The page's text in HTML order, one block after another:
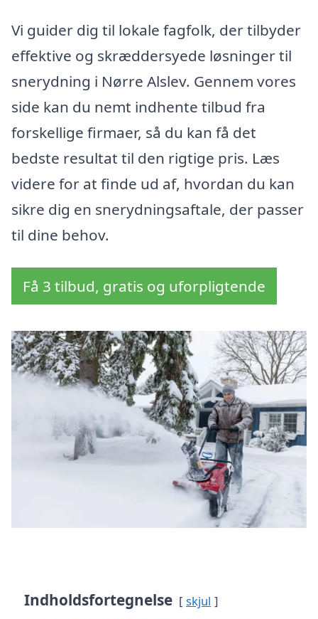
Vi guider dig til lokale fagfolk, der tilbyder
effektive og skræddersyede løsninger til
snerydning i Nørre Alslev. Gennem vores
side kan du nemt indhente tilbud fra
forskellige firmaer, så du kan få det
bedste resultat til den rigtige pris. Læs
videre for at finde ud af, hvordan du kan
sikre dig en snerydningsaftale, der passer
til dine behov.
Få 3 tilbud, gratis og uforpligtende
Indholdsfortegnelse skjul